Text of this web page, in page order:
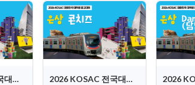
2026 KOSAC 전국대회 은상 (궤도키즈) 2026 KOSAC 전국대회 은상 (콘치즈)